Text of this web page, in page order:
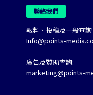
聯絡我們
報料、投稿及一般查詢
Info@points-
廣告及贊助查詢:
marketing@points-